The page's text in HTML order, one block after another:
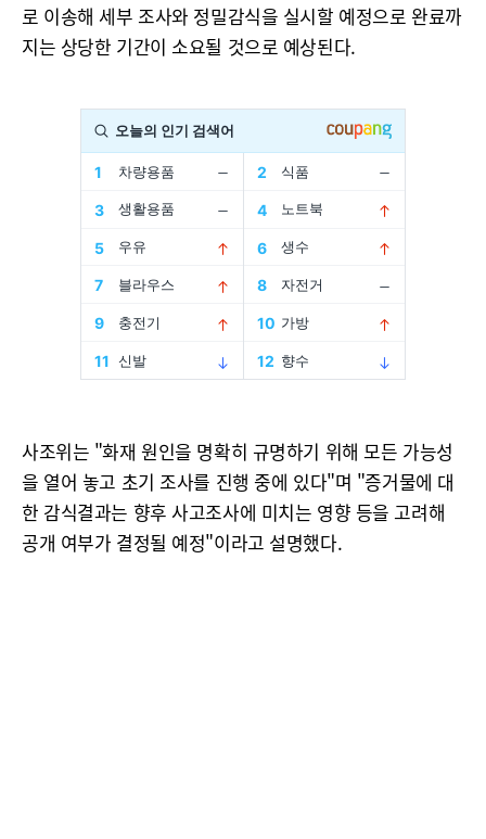
로 이송해 세부 조사와 정밀감식을 실시할 예정으로 완료까
지는 상당한 기간이 소요될 것으로 예상된다.
사조위는 "화재 원인을 명확히 규명하기 위해 모든 가능성
을 열어 놓고 초기 조사를 진행 중에 있다"며 "증거물에 대
한 감식결과는 향후 사고조사에 미치는 영향 등을 고려해
공개 여부가 결정될 예정"이라고 설명했다.